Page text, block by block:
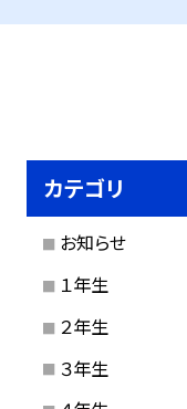
カテゴリ
お知らせ
１年生
２年生
３年生